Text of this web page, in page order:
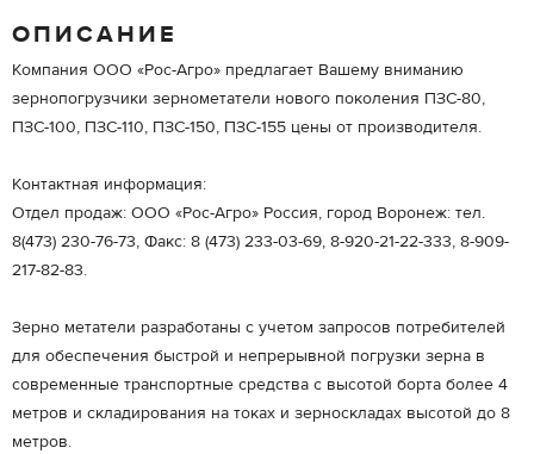
ОПИСАНИЕ
Компания ООО «Рос-Агро» предлагает Вашему вниманию
зернопогрузчики зернометатели нового поколения ПЗС-80,
ПЗС-100, ПЗС-110, ПЗС-150, ПЗС-155 цены от производителя.
Контактная информация:
Отдел продаж: ООО «Рос-Агро» Россия, город Воронеж: тел.
8(473) 230-76-73, Факс: 8 (473) 233-03-69, 8-920-21-22-333, 8-909-
217-82-83.
Зерно метатели разработаны c учетом запросов потребителей
для обеспечения быстрой и непрерывной погрузки зерна в
современные транспортные средства с высотой борта более 4
метров и складирования на токах и зерноскладах высотой до 8
метров.